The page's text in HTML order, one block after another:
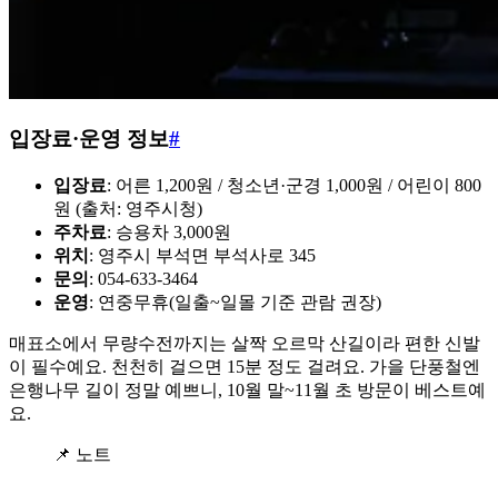
입장료·운영 정보#
입장료: 어른 1,200원 / 청소년·군경 1,000원 / 어린이 800
원 (출처: 영주시청)
주차료: 승용차 3,000원
위치 : 영주시 부석면 부석사로 345
문의 : 054-633-3464
운영: 연중무휴(일출~일몰 기준 관람 권장)
매표소에서 무량수전까지는 살짝 오르막 산길이라 편한 신발
이 필수예요. 천천히 걸으면 15분 정도 걸려요. 가을 단풍철엔
은행나무 길이 정말 예쁘니, 10월 말~11월 초 방문이 베스트예
요.
📌 노트